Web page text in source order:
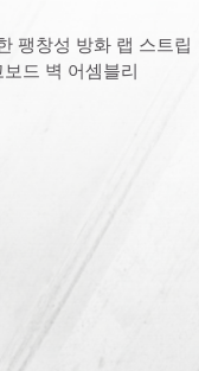
팽창성 방화 랩 스트립
드 벽 어셈블리